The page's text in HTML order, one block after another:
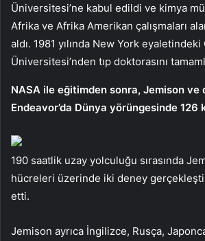
Üniversitesi’ne kabul edildi ve kimya
Afrika ve Afrika Amerikan çalışmaları
aldı. 1981 yılında New York
Üniversitesi’nden tıp doktorasını
NASA ile eğitimden sonra, Jemison ve
Endeavor’da Dünya yörüngesinde 126
190 saatlik uzay yolculuğu sırasında
hücreleri üzerinde iki deney
etti.
Jemison ayrıca İngilizce, Rusça,